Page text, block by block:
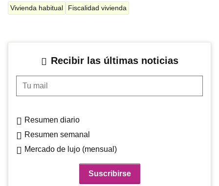
Vivienda habitual Fiscalidad vivienda
Recibir las últimas noticias
Tu mail
Resumen diario
Resumen semanal
Mercado de lujo (mensual)